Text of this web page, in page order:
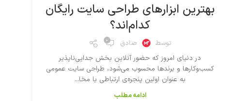
بهترین ابزارهای طراحی سایت رایگان
کدام‌اند؟
توسط صادق ۰
در دنیای امروز که حضور آنلاین بخش جدایی‌ناپذیر
کسب‌وکارها و برندها محسوب می‌شود، طراحی سایت عمومی
به عنوان اولین پنجره‌ی ارتباطی با مخا...
ادامه مطلب